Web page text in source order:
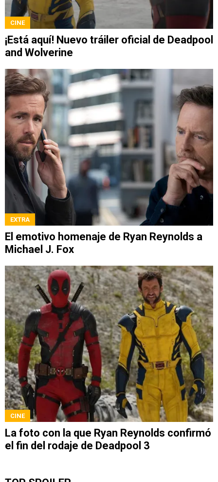
CINE
¡Está aquí! Nuevo tráiler oficial de Deadpool
and Wolverine
EXTRA
El emotivo homenaje de Ryan Reynolds a
Michael J. Fox
CINE
La foto con la que Ryan Reynolds confirmó
el fin del rodaje de Deadpool 3